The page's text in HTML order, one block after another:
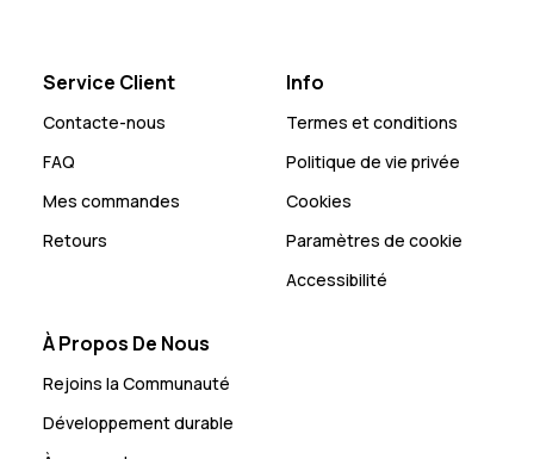
Service Client
Contacte-nous
FAQ
Mes commandes
Retours
Info
Termes et conditions
Politique de vie privée
Cookies
Paramètres de cookie
Accessibilité
À Propos De Nous
Rejoins la Communauté
Développement durable